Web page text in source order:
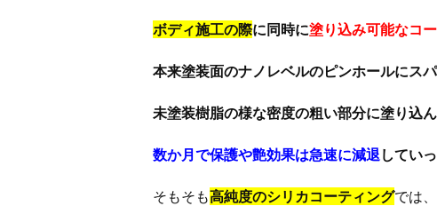
ボディ施工の際に同時に塗り込み可能なコ
本来塗装面のナノレベルのピンホールにス
未塗装樹脂の様な密度の粗い部分に塗り込
数か月で保護や艶効果は急速に減退してい
そもそも高純度のシリカコーティングでは、